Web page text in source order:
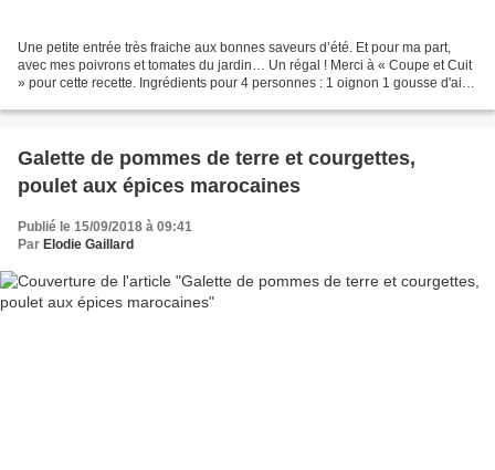
Une petite entrée très fraiche aux bonnes saveurs d’été. Et pour ma part,
avec mes poivrons et tomates du jardin… Un régal ! Merci à « Coupe et Cuit
» pour cette recette. Ingrédients pour 4 personnes : 1 oignon 1 gousse d'ail 4
Galette de pommes de terre et courgettes,
poulet aux épices marocaines
Publié le 15/09/2018 à 09:41
Par Elodie Gaillard